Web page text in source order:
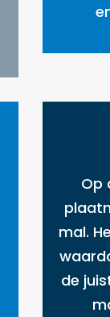
Op
mal.
de